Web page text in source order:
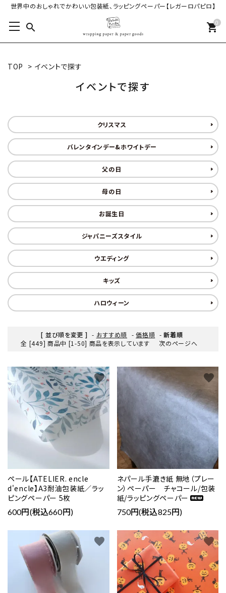
世界中のおしゃれでかわいい包装紙、ラッピングペーパー【レガーロパピロ】
search 0
shopping_cart
TOP > イベントで探す
イベントで探す
クリスマス
バレンタインデー&ホワイトデー
父の日
母の日
お誕生日
ジャパニーズスタイル
ウエディング
キッズ
ハロウィーン
[ 並び順を変更 ] - おすすめ順 -価格順 -新着順
全 [449] 商品中 [1-50] 商品を表示しています
次のページへ
ペール【ATELIER. encle
d'encle】A3耐油包装紙／ラッ
ピングペーパー 5枚
600円(税込660円)
favorite
ネパール手漉き紙 無地（プレー
ン）ペーパー チャコール/包装
紙/ラッピングペーパー
750円(税込825円)
favorite
favorite favorite